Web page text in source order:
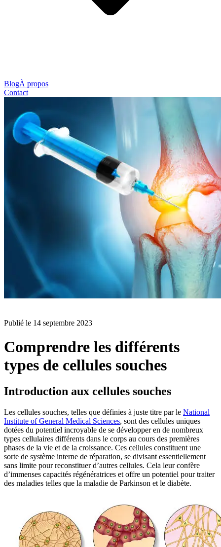
BlogÀ propos
Contact
Publié le 14 septembre 2023
Comprendre les différents
types de cellules souches
Introduction aux cellules souches
Les cellules souches, telles que définies à juste titre par le National
Institute of General Medical Sciences, sont des cellules uniques
dotées du potentiel incroyable de se développer en de nombreux
types cellulaires différents dans le corps au cours des premières
phases de la vie et de la croissance. Ces cellules constituent une
sorte de système interne de réparation, se divisant essentiellement
sans limite pour reconstituer d’autres cellules. Cela leur confère
d’immenses capacités régénératrices et offre un potentiel pour traiter
des maladies telles que la maladie de Parkinson et le diabète.